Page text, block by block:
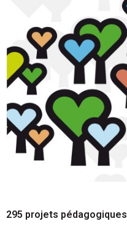
295 projets pédagogiques